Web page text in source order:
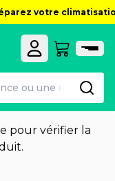
votre
pour vérifier la